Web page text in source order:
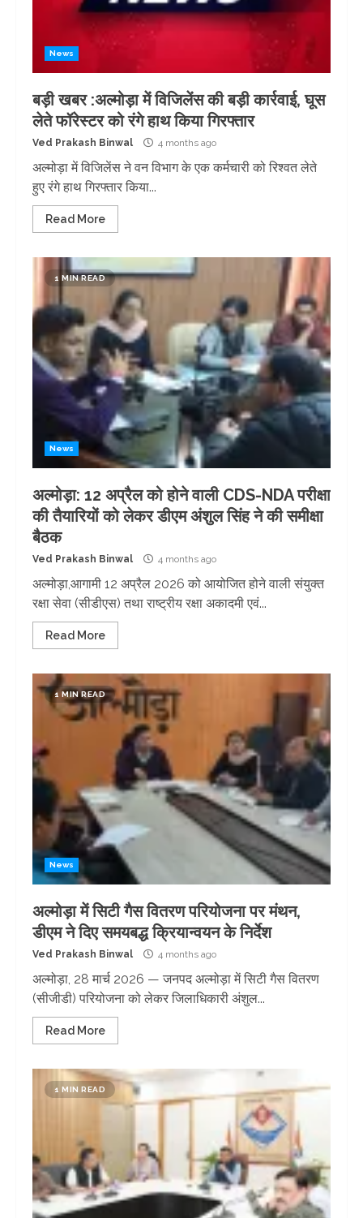
News
बड़ी खबर :अल्मोड़ा में विजिलेंस की बड़ी कार्रवाई, घूस
लेते फॉरेस्टर को रंगे हाथ किया गिरफ्तार
Ved Prakash Binwal 4 months ago
अल्मोड़ा में विजिलेंस ने वन विभाग के एक कर्मचारी को रिश्वत लेते
हुए रंगे हाथ गिरफ्तार किया...
Read More
1 MIN READ
News
अल्मोड़ा: 12 अप्रैल को होने वाली CDS-NDA परीक्षा
की तैयारियों को लेकर डीएम अंशुल सिंह ने की समीक्षा
बैठक
Ved Prakash Binwal 4 months ago
अल्मोड़ा,आगामी 12 अप्रैल 2026 को आयोजित होने वाली संयुक्त
रक्षा सेवा (सीडीएस) तथा राष्ट्रीय रक्षा अकादमी एवं...
Read More
1 MIN READ
News
अल्मोड़ा में सिटी गैस वितरण परियोजना पर मंथन,
डीएम ने दिए समयबद्ध क्रियान्वयन के निर्देश
Ved Prakash Binwal 4 months ago
अल्मोड़ा, 28 मार्च 2026 — जनपद अल्मोड़ा में सिटी गैस वितरण
(सीजीडी) परियोजना को लेकर जिलाधिकारी अंशुल...
Read More
1 MIN READ